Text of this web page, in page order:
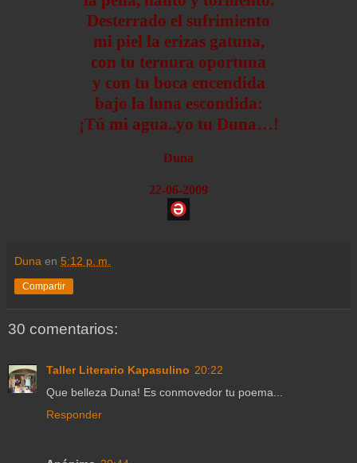
Desterrado el sufrimiento
mi piel la erizas gatuna,
con tu ternura oportuna
y con tu boca encendida
bajo la luna escondida:
¡Tú mi agua..yo tu Duna…!
Duna
22-06-2009
Duna en 5:12 p. m.
Compartir
30 comentarios:
Taller Literario Kapasulino 20:22
Que belleza Duna! Es conmovedor tu poema...
Responder